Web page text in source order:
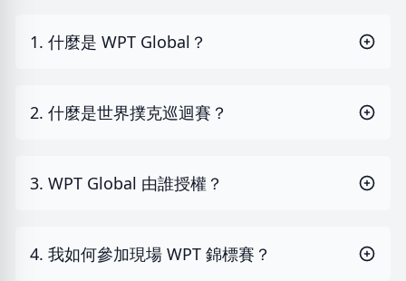
1. 什麼是 WPT Global？
2. 什麼是世界撲克巡迴賽？
3. WPT Global 由誰授權？
4. 我如何參加現場 WPT 錦標賽？